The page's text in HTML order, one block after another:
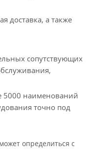
доставка, а также
сопутствующих
5000 наименований
точно под
определиться с